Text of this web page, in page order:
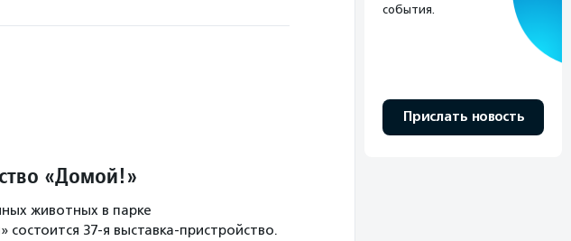
«Домой!»
животных в парке
состоится 37-я выставка-пристройство.
события.
Прислать новость